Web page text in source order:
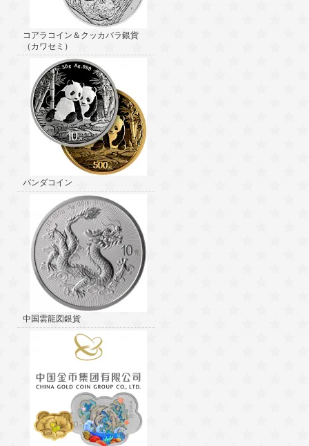
コアラコイン＆クッカバラ銀貨
（カワセミ）
パンダコイン
中国雲龍図銀貨